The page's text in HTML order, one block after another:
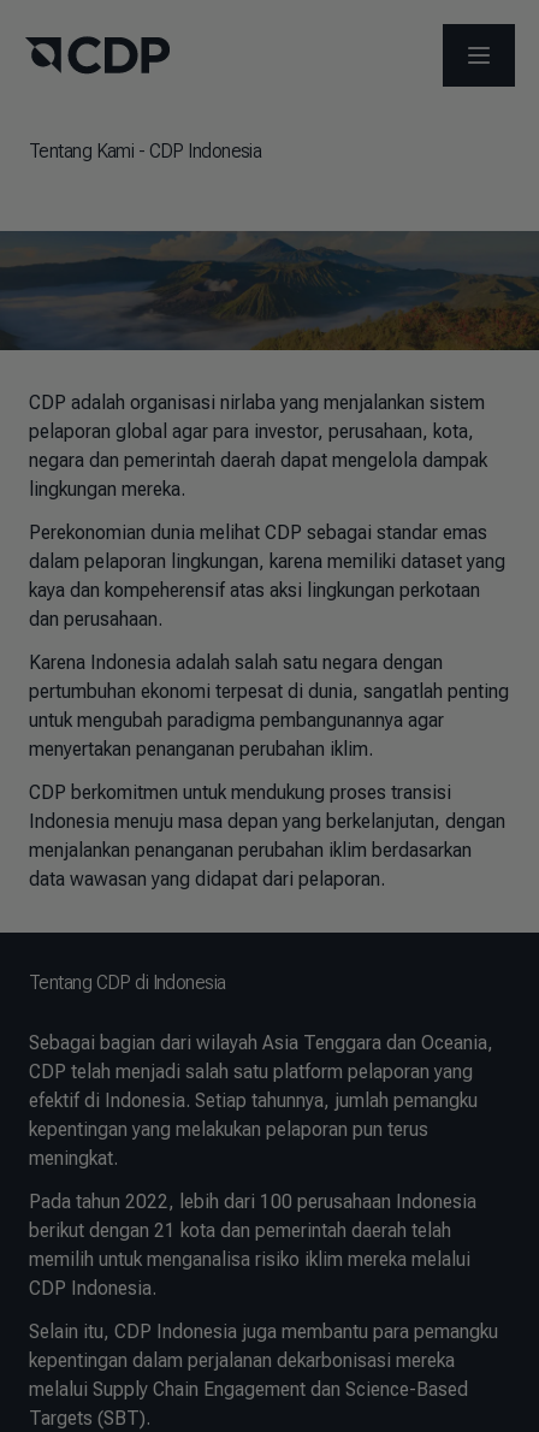
打开菜单
Tentang Kami - CDP Indonesia
CDP adalah organisasi nirlaba yang menjalankan sistem
pelaporan global agar para investor, perusahaan, kota,
negara dan pemerintah daerah dapat mengelola dampak
lingkungan mereka.
Perekonomian dunia melihat CDP sebagai standar emas
dalam pelaporan lingkungan, karena memiliki dataset yang
kaya dan kompeherensif atas aksi lingkungan perkotaan
dan perusahaan.
Karena Indonesia adalah salah satu negara dengan
pertumbuhan ekonomi terpesat di dunia, sangatlah penting
untuk mengubah paradigma pembangunannya agar
menyertakan penanganan perubahan iklim.
CDP berkomitmen untuk mendukung proses transisi
Indonesia menuju masa depan yang berkelanjutan, dengan
menjalankan penanganan perubahan iklim berdasarkan
data wawasan yang didapat dari pelaporan.
Tentang CDP di Indonesia
Sebagai bagian dari wilayah Asia Tenggara dan Oceania,
CDP telah menjadi salah satu platform pelaporan yang
efektif di Indonesia. Setiap tahunnya, jumlah pemangku
kepentingan yang melakukan pelaporan pun terus
meningkat.
Pada tahun 2022, lebih dari 100 perusahaan Indonesia
berikut dengan 21 kota dan pemerintah daerah telah
memilih untuk menganalisa risiko iklim mereka melalui
CDP Indonesia.
Selain itu, CDP Indonesia juga membantu para pemangku
kepentingan dalam perjalanan dekarbonisasi mereka
melalui Supply Chain Engagement dan Science-Based
Targets (SBT).